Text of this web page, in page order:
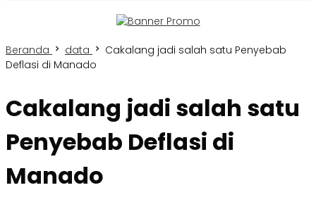
Beranda data
Cakalang jadi salah satu Penyebab
Deflasi di Manado
Cakalang jadi salah satu
Penyebab Deflasi di
Manado